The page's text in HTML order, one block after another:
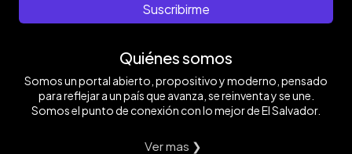
Suscribirme
Quiénes somos
Somos un portal abierto, propositivo y moderno, pensado
para reflejar a un país que avanza, se reinventa y se une.
Somos el punto de conexión con lo mejor de El Salvador.
Ver mas ❯